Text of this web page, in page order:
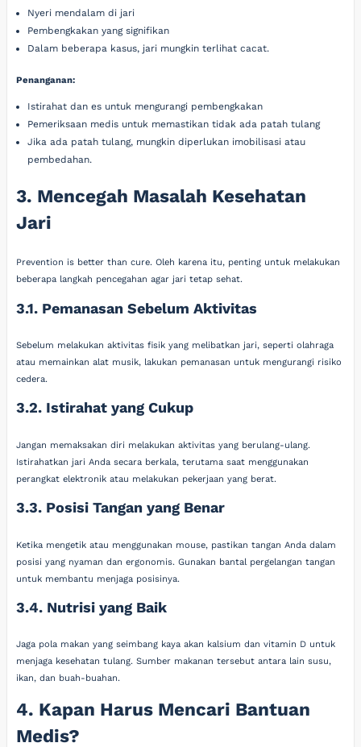
Nyeri mendalam di jari
Pembengkakan yang signifikan
Dalam beberapa kasus, jari mungkin terlihat cacat.
Penanganan:
Istirahat dan es untuk mengurangi pembengkakan
Pemeriksaan medis untuk memastikan tidak ada patah tulang
Jika ada patah tulang, mungkin diperlukan imobilisasi atau
pembedahan.
3. Mencegah Masalah Kesehatan
Jari
Prevention is better than cure. Oleh karena itu, penting untuk melakukan
beberapa langkah pencegahan agar jari tetap sehat.
3.1. Pemanasan Sebelum Aktivitas
Sebelum melakukan aktivitas fisik yang melibatkan jari, seperti olahraga
atau memainkan alat musik, lakukan pemanasan untuk mengurangi risiko
cedera.
3.2. Istirahat yang Cukup
Jangan memaksakan diri melakukan aktivitas yang berulang-ulang.
Istirahatkan jari Anda secara berkala, terutama saat menggunakan
perangkat elektronik atau melakukan pekerjaan yang berat.
3.3. Posisi Tangan yang Benar
Ketika mengetik atau menggunakan mouse, pastikan tangan Anda dalam
posisi yang nyaman dan ergonomis. Gunakan bantal pergelangan tangan
untuk membantu menjaga posisinya.
3.4. Nutrisi yang Baik
Jaga pola makan yang seimbang kaya akan kalsium dan vitamin D untuk
menjaga kesehatan tulang. Sumber makanan tersebut antara lain susu,
ikan, dan buah-buahan.
4. Kapan Harus Mencari Bantuan
Medis?